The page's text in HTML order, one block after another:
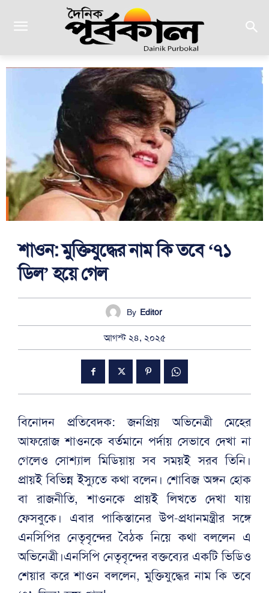
শাওন: মুক্তিযুদ্ধের নাম কি তবে ‘৭১
ডিল’ হয়ে গেল
By Editor
আগস্ট ২৪, ২০২৫
বিনোদন প্রতিবেদক: জনপ্রিয় অভিনেত্রী মেহের
আফরোজ শাওনকে বর্তমানে পর্দায় সেভাবে দেখা না
গেলেও সোশ্যাল মিডিয়ায় সব সময়ই সরব তিনি।
প্রায়ই বিভিন্ন ইস্যুতে কথা বলেন। শোবিজ অঙ্গন হোক
বা রাজনীতি, শাওনকে প্রায়ই লিখতে দেখা যায়
ফেসবুকে। এবার পাকিস্তানের উপ-প্রধানমন্ত্রীর সঙ্গে
এনসিপির নেতৃবৃন্দের বৈঠক নিয়ে কথা বললেন এ
অভিনেত্রী।এনসিপি নেতৃবৃন্দের বক্তব্যের একটি ভিডিও
শেয়ার করে শাওন বললেন, মুক্তিযুদ্ধের নাম কি তবে